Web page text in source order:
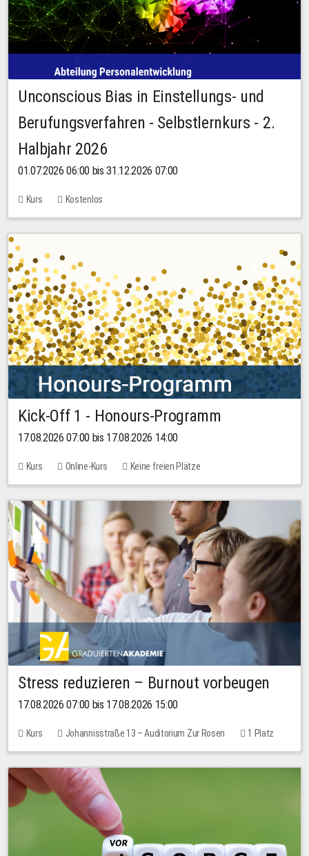
Unconscious Bias in Einstellungs- und
Berufungsverfahren - Selbstlernkurs - 2.
Halbjahr 2026
01.07.2026 06:00 bis 31.12.2026 07:00
Kurs Kostenlos
Kick-Off 1 - Honours-Programm
17.08.2026 07:00 bis 17.08.2026 14:00
Kurs Online-Kurs Keine freien Plätze
Stress reduzieren – Burnout vorbeugen
17.08.2026 07:00 bis 17.08.2026 15:00
Kurs Johannisstraße 13 – Auditorium Zur Rosen
1 Platz
10,00 EUR